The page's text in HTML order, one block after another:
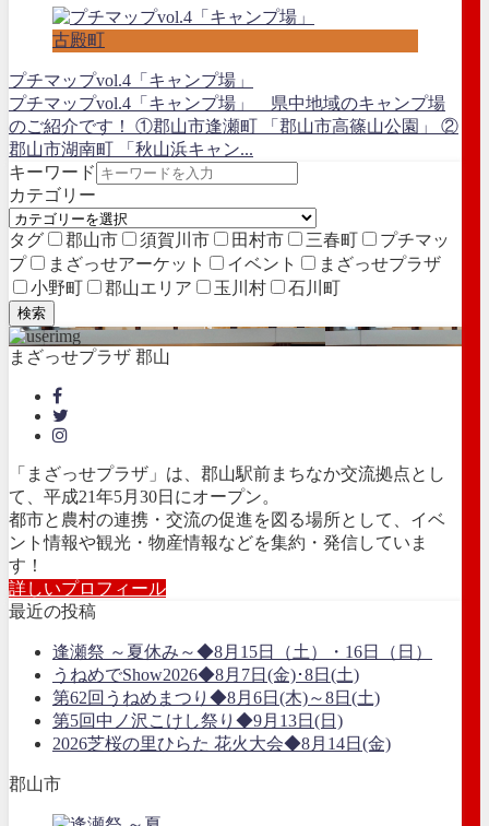
古殿町
プチマップvol.4「キャンプ場」
プチマップvol.4「キャンプ場」 県中地域のキャンプ場
のご紹介です！ ①郡山市逢瀬町 「郡山市高篠山公園」 ②
郡山市湖南町 「秋山浜キャン...
キーワード
カテゴリー
タグ 郡山市 須賀川市 田村市 三春町
プチマッ
プ
まざっせアーケット イベント
まざっせプラザ
小野町
郡山エリア 玉川村 石川町
検索
まざっせプラザ 郡山
「まざっせプラザ」は、郡山駅前まちなか交流拠点とし
て、平成21年5月30日にオープン。
都市と農村の連携・交流の促進を図る場所として、イベ
ント情報や観光・物産情報などを集約・発信していま
す！
詳しいプロフィール
最近の投稿
逢瀬祭 ～夏休み～◆8月15日（土）・16日（日）
うねめでShow2026◆8月7日(金)･8日(土)
第62回うねめまつり◆8月6日(木)～8日(土)
第5回中ノ沢こけし祭り◆9月13日(日)
2026芝桜の里ひらた 花火大会◆8月14日(金)
郡山市